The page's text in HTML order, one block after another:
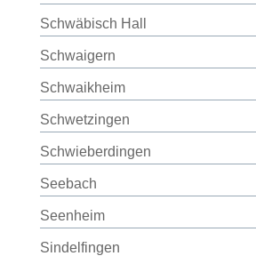
Schwäbisch Hall
Schwaigern
Schwaikheim
Schwetzingen
Schwieberdingen
Seebach
Seenheim
Sindelfingen